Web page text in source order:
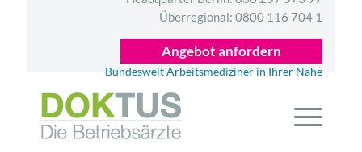
Überregional: 0800 116 704 1
Angebot anfordern
Bundesweit Arbeitsmediziner in Ihrer Nähe